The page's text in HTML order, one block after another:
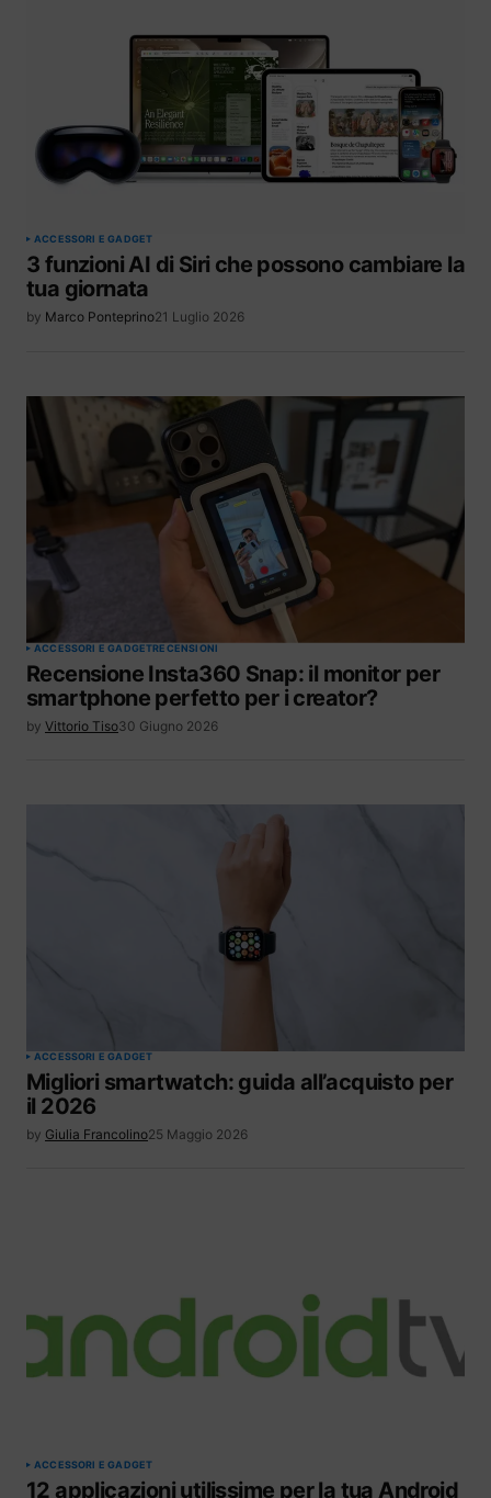
ACCESSORI E GADGET
3 funzioni AI di Siri che possono cambiare la
tua giornata
by Marco Ponteprino21 Luglio 2026
ACCESSORI E GADGETRECENSIONI
Recensione Insta360 Snap: il monitor per
smartphone perfetto per i creator?
by Vittorio Tiso30 Giugno 2026
ACCESSORI E GADGET
Migliori smartwatch: guida all’acquisto per
il 2026
by Giulia Francolino25 Maggio 2026
ACCESSORI E GADGET
12 applicazioni utilissime per la tua Android